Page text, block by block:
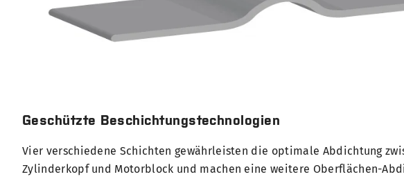
Geschützte Beschichtungstechnologien
Vier verschiedene Schichten gewährleisten die optimale Abdichtung
Zylinderkopf und Motorblock und machen eine weitere Oberflächen-